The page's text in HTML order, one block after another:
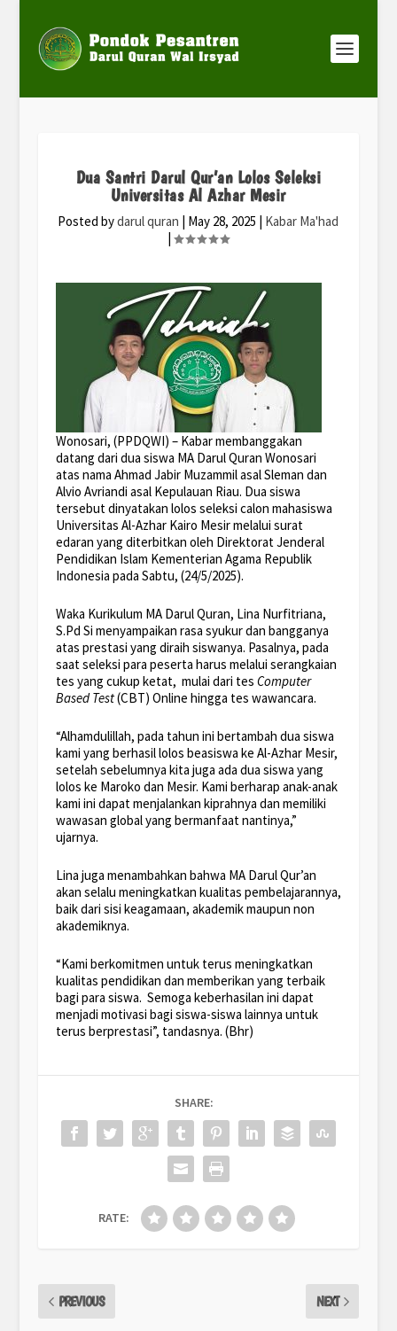
Dua Santri Darul Qur’an Lolos Seleksi
Universitas Al Azhar Mesir
Posted bydarul quran | May 28, 2025 | Kabar Ma'had
|
Wonosari, (PPDQWI) – Kabar membanggakan
datang dari dua siswa MA Darul Quran Wonosari
atas nama Ahmad Jabir Muzammil asal Sleman dan
Alvio Avriandi asal Kepulauan Riau. Dua siswa
tersebut dinyatakan lolos seleksi calon mahasiswa
Universitas Al-Azhar Kairo Mesir melalui surat
edaran yang diterbitkan oleh Direktorat Jenderal
Pendidikan Islam Kementerian Agama Republik
Indonesia pada Sabtu, (24/5/2025).
Waka Kurikulum MA Darul Quran, Lina Nurfitriana,
S.Pd Si menyampaikan rasa syukur dan bangganya
atas prestasi yang diraih siswanya. Pasalnya, pada
saat seleksi para peserta harus melalui serangkaian
tes yang cukup ketat, mulai dari tes Computer
Based Test(CBT) Online hingga tes wawancara.
“Alhamdulillah, pada tahun ini bertambah dua siswa
kami yang berhasil lolos beasiswa ke Al-Azhar Mesir,
setelah sebelumnya kita juga ada dua siswa yang
lolos ke Maroko dan Mesir. Kami berharap anak-anak
kami ini dapat menjalankan kiprahnya dan memiliki
wawasan global yang bermanfaat nantinya,”
ujarnya.
Lina juga menambahkan bahwa MA Darul Qur’an
akan selalu meningkatkan kualitas pembelajarannya,
baik dari sisi keagamaan, akademik maupun non
akademiknya.
“Kami berkomitmen untuk terus meningkatkan
kualitas pendidikan dan memberikan yang terbaik
bagi para siswa. Semoga keberhasilan ini dapat
menjadi motivasi bagi siswa-siswa lainnya untuk
terus berprestasi”, tandasnya. (Bhr)
SHARE:
RATE:
PREVIOUS NEXT